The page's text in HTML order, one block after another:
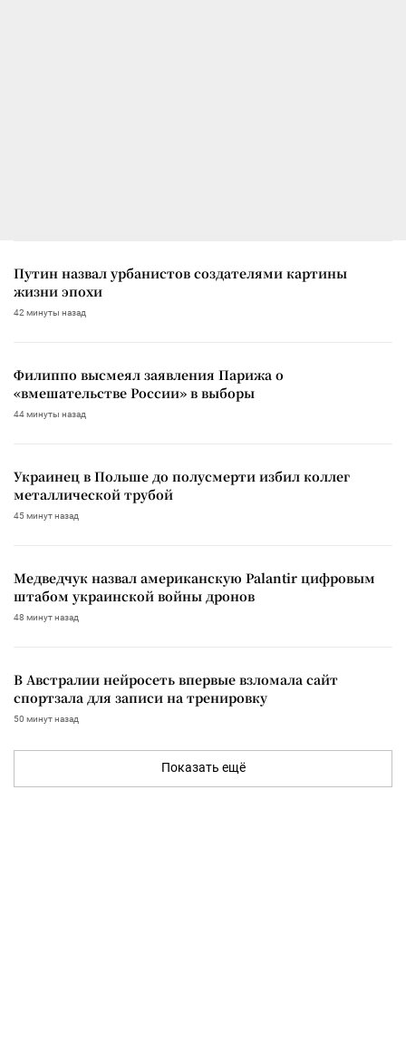
Путин назвал урбанистов создателями картины
жизни эпохи
42 минуты назад
Филиппо высмеял заявления Парижа о
«вмешательстве России» в выборы
44 минуты назад
Украинец в Польше до полусмерти избил коллег
металлической трубой
45 минут назад
Медведчук назвал американскую Palantir цифровым
штабом украинской войны дронов
48 минут назад
В Австралии нейросеть впервые взломала сайт
спортзала для записи на тренировку
50 минут назад
Показать ещё